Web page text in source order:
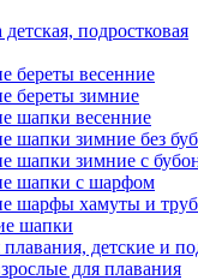
подростковая
береты весенние
береты зимние
шапки весенние
шапки зимние без
шапки зимние с
шапки с шарфом
шарфы хамуты и
шапки
детские и
для плавания